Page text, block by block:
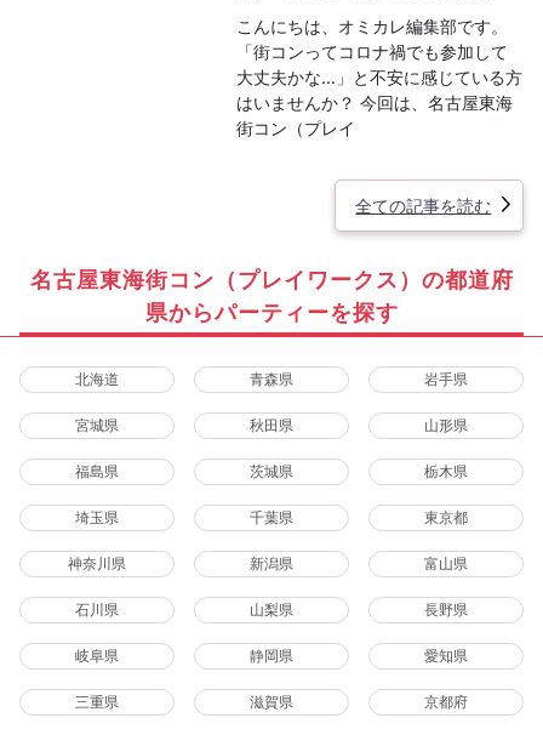
こんにちは、オミカレ編集部です。
「街コンってコロナ禍でも参加して
大丈夫かな…」と不安に感じている方
はいませんか？ 今回は、名古屋東海
街コン（プレイ
全ての記事を読む
名古屋東海街コン（プレイワークス）の都道府
県からパーティーを探す
北海道 青森県 岩手県
宮城県 秋田県 山形県
福島県 茨城県 栃木県
埼玉県 千葉県 東京都
神奈川県 新潟県 富山県
石川県 山梨県 長野県
岐阜県 静岡県 愛知県
三重県 滋賀県 京都府